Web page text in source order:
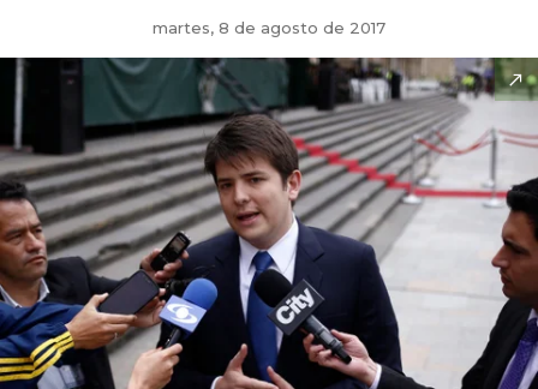
martes, 8 de agosto de 2017